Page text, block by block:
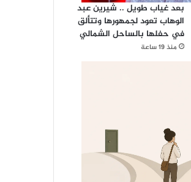
بعد غياب طويل .. شيرين عبد
الوهاب تعود لجمهورها وتتألق
في حفلها بالساحل الشمالي
منذ 19 ساعة